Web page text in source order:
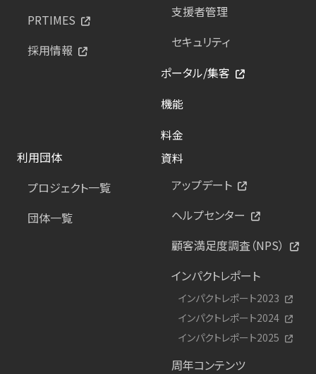
PRTIMES
採用情報
支援者管理
セキュリティ
ポータル/集客
機能
料金
利用団体
プロジェクト一覧
団体一覧
資料
アップデート
ヘルプセンター
顧客満足度調査（NPS）
インパクトレポート
インパクトレポート2023
インパクトレポート2024
インパクトレポート2025
周年コンテンツ